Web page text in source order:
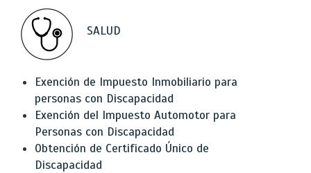
SALUD
Exención de Impuesto Inmobiliario para
personas con Discapacidad
Exención del Impuesto Automotor para
Personas con Discapacidad
Obtención de Certificado Único de
Discapacidad